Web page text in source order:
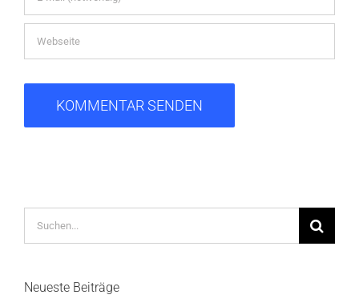
Suche
nach:
Neueste Beiträge